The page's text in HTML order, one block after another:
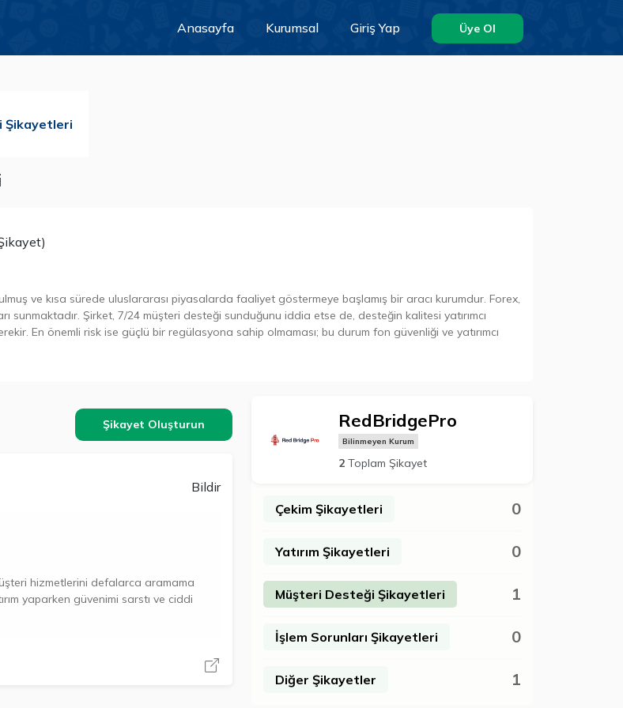
Anasayfa Kurumsal Giriş Yap Üye Ol
Şikayetleri
ve kısa sürede uluslararası piyasalarda faaliyet göstermeye başlamış bir aracı kurumdur. Forex,
sunmaktadır. Şirket, 7/24 müşteri desteği sunduğunu iddia etse de, desteğin kalitesi yatırımcı
En önemli risk ise güçlü bir regülasyona sahip olmaması; bu durum fon güvenliği ve yatırımcı
Şikayet Oluşturun
Bildir
hizmetlerini defalarca aramama
yaparken güvenimi sarstı ve ciddi
RedBridgePro
Bilinmeyen Kurum
2 Toplam Şikayet
Çekim Şikayetleri 0
Yatırım Şikayetleri 0
Müşteri Desteği Şikayetleri 1
İşlem Sorunları Şikayetleri 0
Diğer Şikayetler 1